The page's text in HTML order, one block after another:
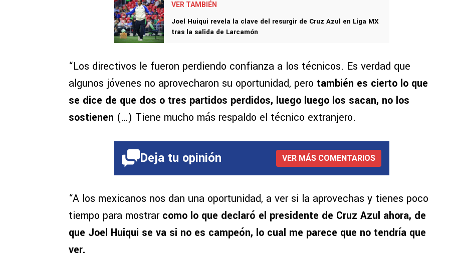
VER TAMBIÉN
Joel Huiqui revela la clave del resurgir de Cruz Azul en Liga MX
tras la salida de Larcamón
“Los directivos le fueron perdiendo confianza a los técnicos. Es verdad que
algunos jóvenes no aprovecharon su oportunidad, pero también es cierto lo que
se dice de que dos o tres partidos perdidos, luego luego los sacan, no los
sostienen (…) Tiene mucho más respaldo el técnico extranjero.
Deja tu opinión VER MÁS COMENTARIOS
“A los mexicanos nos dan una oportunidad, a ver si la aprovechas y tienes poco
tiempo para mostrar como lo que declaró el presidente de Cruz Azul ahora, de
que Joel Huiqui se va si no es campeón, lo cual me parece que no tendría que
ver.